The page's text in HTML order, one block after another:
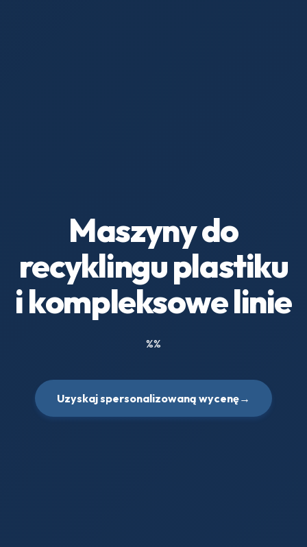
Maszyny do
recyklingu plastiku
i kompleksowe linie
%%
Uzyskaj spersonalizowaną wycenę